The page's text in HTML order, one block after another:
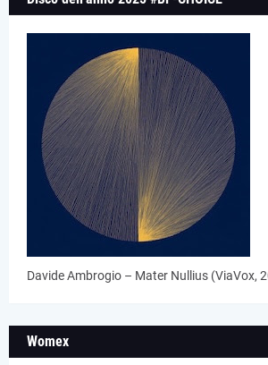
Davide Ambrogio – Mater Nullius (ViaVox,
Womex